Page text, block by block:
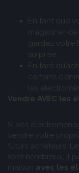
En tant que
magasiner
gardez votre
surprise.
En tant
certains
les
Vendre AVEC les
Si vos
vendre votre
futurs acheteurs.
sont nombreux, il
maison avec les